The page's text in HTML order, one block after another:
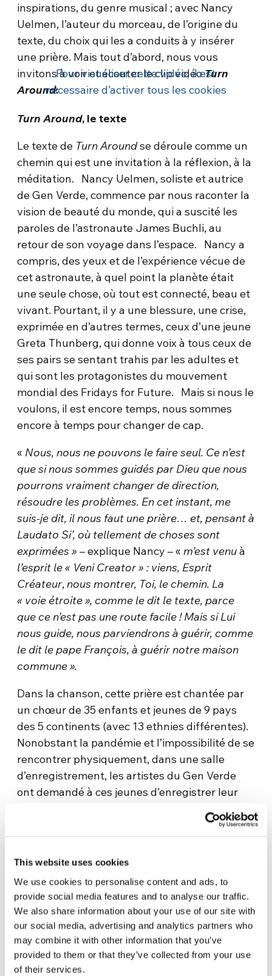
This website uses cookies
We use cookies to personalise content and ads, to
provide social media features and to analyse our traffic.
We also share information about your use of our site with
our social media, advertising and analytics partners who
may combine it with other information that you’ve
provided to them or that they’ve collected from your use
of their services.
inspirations, du genre musical ; avec Nancy
Uelmen, l’auteur du morceau, de l’origine du
texte, du choix qui les a conduits à y insérer
une prière. Mais tout d’abord, nous vous
invitons à voir et écouter le clip vidéoTurn
Around:
Pour visualiser cette vidéo, il est
nécessaire d’activer tous les cookies
Turn Around, le texte
Le texte de Turn Aroundse déroule comme un
chemin qui est une invitation à la réflexion, à la
méditation. Nancy Uelmen, soliste et autrice
de Gen Verde, commence par nous raconter la
vision de beauté du monde, qui a suscité les
paroles de l’astronaute James Buchli, au
retour de son voyage dans l’espace. Nancy a
compris, des yeux et de l’expérience vécue de
cet astronaute, à quel point la planète était
une seule chose, où tout est connecté, beau et
vivant. Pourtant, il y a une blessure, une crise,
exprimée en d’autres termes, ceux d’une jeune
Greta Thunberg, qui donne voix à tous ceux de
ses pairs se sentant trahis par les adultes et
qui sont les protagonistes du mouvement
mondial des Fridays for Future. Mais si nous le
voulons, il est encore temps, nous sommes
encore à temps pour changer de cap.
« Nous, nous ne pouvons le faire seul. Ce n’est
que si nous sommes guidés par Dieu que nous
pourrons vraiment changer de direction,
résoudre les problèmes. En cet instant, me
suis-je dit, il nous faut une prière… et, pensant à
Laudato Si’, où tellement de choses sont
exprimées » –explique Nancy – «m’est venuà
l’esprit le « Veni Creator » : viens, Esprit
Créateur,nous montrer, Toi, le chemin. La
« voie étroite », comme le dit le texte, parce
que cen’estpas une route facile ! Mais si Lui
nous guide, nous parviendrons à guérir, comme
le dit le pape François, à guérir notremaison
commune ».
Dans la chanson, cette prière est chantée par
un chœur de 35 enfants et jeunes de 9 pays
des 5 continents (avec 13 ethnies différentes).
Nonobstant la pandémie et l’impossibilité de se
rencontrer physiquement, dans une salle
d’enregistrement, les artistes du Gen Verde
ont demandé à ces jeunes d’enregistrer leur
l’élément fondamental de cette volonté de
changer le monde ensemble.Écoutant chaque
morceau fut unmoment très solennel…, puis,
quand nous avons mis ensemble les différentes
voix, nous
fumes profondémentémus, parce
quecette chanson porte déjà en elle la force
rénovatrice d